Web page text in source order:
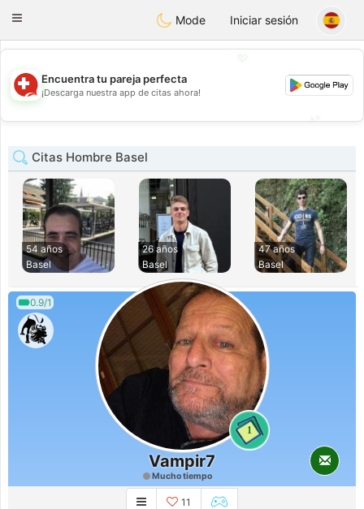
Suissi
Toggle
Mode Iniciar sesión
💖
💕
Encuentra tu pareja perfecta
¡Descarga nuestra app de citas ahora!
Citas Hombre Basel
54 años
Basel
26 años
Basel
47 años
Basel
0.9/1
1
Vampir7
Mucho tiempo
11